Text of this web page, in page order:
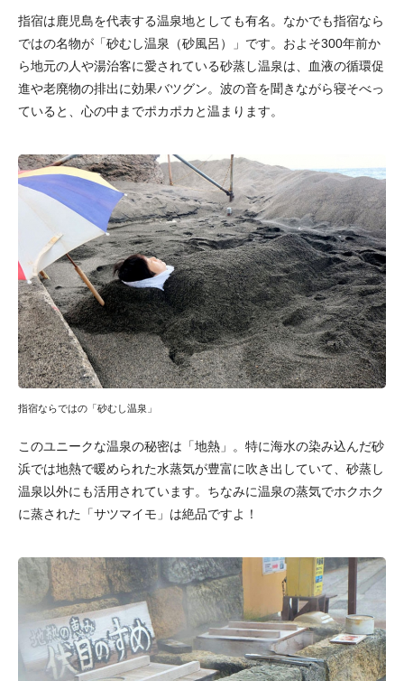
指宿は鹿児島を代表する温泉地としても有名。なかでも指宿なら
ではの名物が「砂むし温泉（砂風呂）」です。およそ300年前か
ら地元の人や湯治客に愛されている砂蒸し温泉は、血液の循環促
進や老廃物の排出に効果バツグン。波の音を聞きながら寝そべっ
ていると、心の中までポカポカと温まります。
指宿ならではの「砂むし温泉」
このユニークな温泉の秘密は「地熱」。特に海水の染み込んだ砂
浜では地熱で暖められた水蒸気が豊富に吹き出していて、砂蒸し
温泉以外にも活用されています。ちなみに温泉の蒸気でホクホク
に蒸された「サツマイモ」は絶品ですよ！